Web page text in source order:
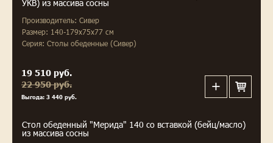
УКВ) из массива сосны
Производитель: Сивер
Размер: 140-179x75x77 см
Серия: Столы обеденные (Сивер)
19 510 руб.
22 950 руб.
Выгода: 3 440 руб.
Стол обеденный "Мерида" 140 со вставкой (бейц/масло)
из массива сосны